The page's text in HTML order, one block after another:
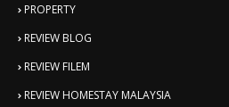
PROPERTY
REVIEW BLOG
REVIEW FILEM
REVIEW HOMESTAY MALAYSIA